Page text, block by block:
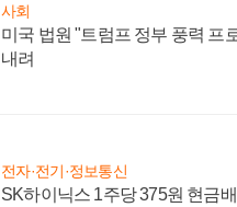
사회
미국 법원 "트럼프 정부 풍력 프
내려
전자·전기·정보통신
SK하이닉스 1주당 375원 현금